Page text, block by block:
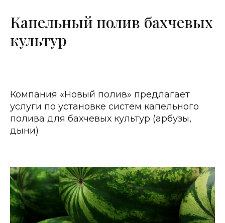
Капельный полив бахчевых
культур
Компания «Новый полив» предлагает
услуги по установке систем капельного
полива для бахчевых культур (арбузы,
дыни)